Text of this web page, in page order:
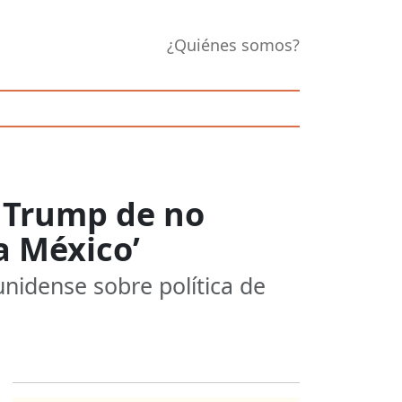
¿Quiénes somos?
de no
México’
sobre política de